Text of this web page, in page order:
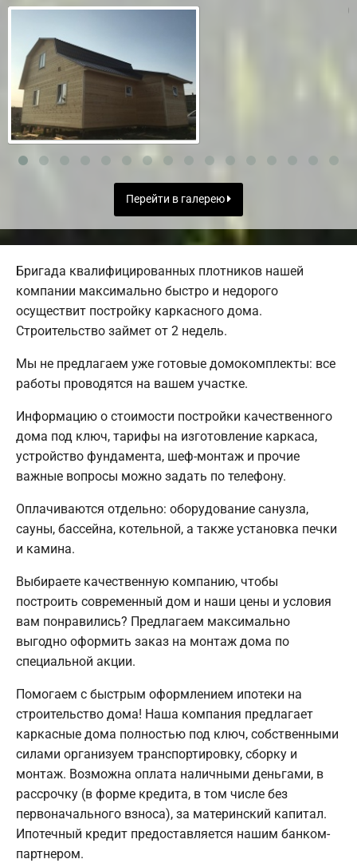
Перейти в галерею
Бригада квалифицированных плотников нашей
компании максимально быстро и недорого
осуществит постройку каркасного дома.
Строительство займет от 2 недель.
Мы не предлагаем уже готовые домокомплекты: все
работы проводятся на вашем участке.
Информацию о стоимости постройки качественного
дома под ключ, тарифы на изготовление каркаса,
устройство фундамента, шеф-монтаж и прочие
важные вопросы можно задать по телефону.
Оплачиваются отдельно: оборудование санузла,
сауны, бассейна, котельной, а также установка печки
и камина.
Выбираете качественную компанию, чтобы
построить современный дом и наши цены и условия
вам понравились? Предлагаем максимально
выгодно оформить заказ на монтаж дома по
специальной акции.
Помогаем с быстрым оформлением ипотеки на
строительство дома! Наша компания предлагает
каркасные дома полностью под ключ, собственными
силами организуем транспортировку, сборку и
монтаж. Возможна оплата наличными деньгами, в
рассрочку (в форме кредита, в том числе без
первоначального взноса), за материнский капитал.
Ипотечный кредит предоставляется нашим банком-
партнером.